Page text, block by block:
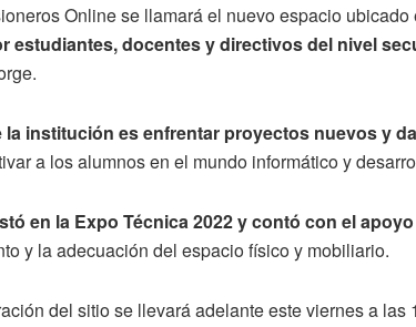
Online se llamará el nuevo espacio
estudiantes, docentes y directivos del nivel
la institución es enfrentar proyectos nuevos y
a los alumnos en el mundo informático y
en la Expo Técnica 2022 y contó con el
y la adecuación del espacio físico y mobiliario.
del sitio se llevará adelante este viernes a las